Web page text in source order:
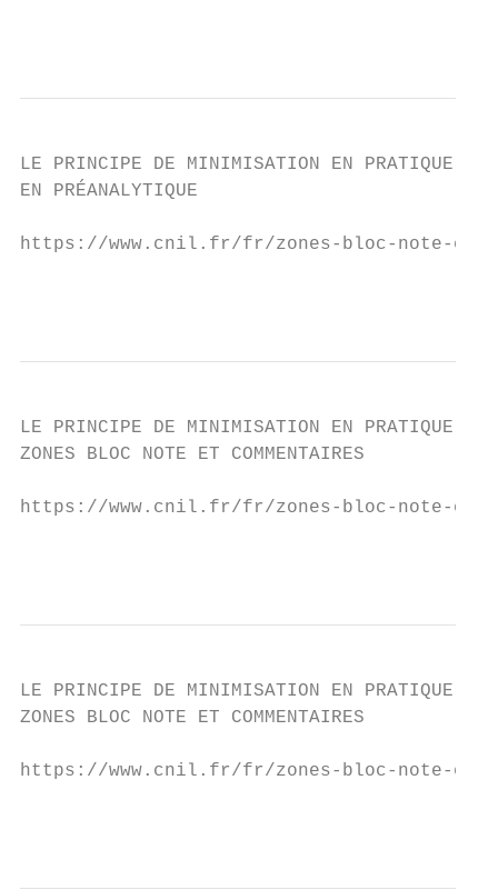
LE PRINCIPE DE MINIMISATION EN PRATIQUE
EN PRÉANALYTIQUE
https://www.cnil.fr/fr/zones-bloc-note-et-
LE PRINCIPE DE MINIMISATION EN PRATIQUE
ZONES BLOC NOTE ET COMMENTAIRES
https://www.cnil.fr/fr/zones-bloc-note-et-
LE PRINCIPE DE MINIMISATION EN PRATIQUE
ZONES BLOC NOTE ET COMMENTAIRES
https://www.cnil.fr/fr/zones-bloc-note-et-